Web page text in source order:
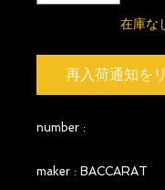
在庫な
再入荷通知を
number :
maker : BACCARAT